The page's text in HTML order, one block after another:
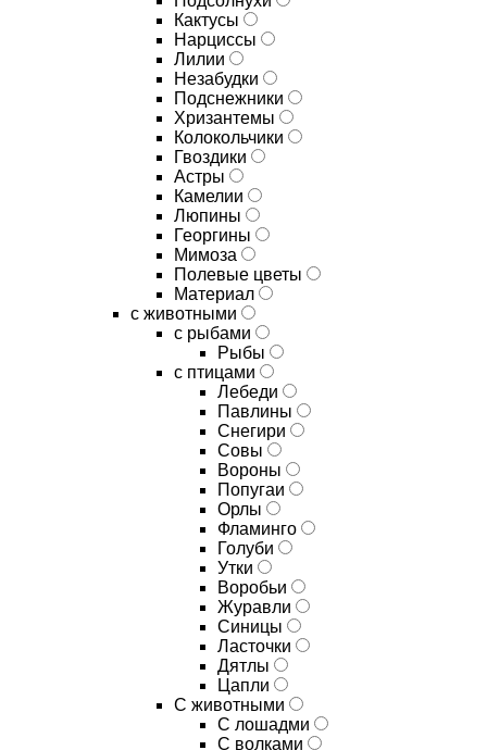
Кактусы
Нарциссы
Лилии
Незабудки
Подснежники
Хризантемы
Колокольчики
Гвоздики
Астры
Камелии
Люпины
Георгины
Мимоза
Полевые цветы
Материал
с животными
с рыбами
Рыбы
с птицами
Лебеди
Павлины
Снегири
Совы
Вороны
Попугаи
Орлы
Фламинго
Голуби
Утки
Воробьи
Журавли
Синицы
Ласточки
Дятлы
Цапли
С животными
С лошадми
С волками